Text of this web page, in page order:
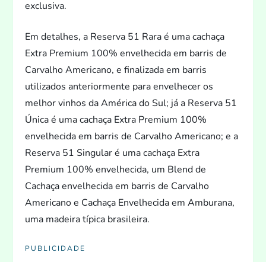
exclusiva.
Em detalhes, a Reserva 51 Rara é uma cachaça
Extra Premium 100% envelhecida em barris de
Carvalho Americano, e finalizada em barris
utilizados anteriormente para envelhecer os
melhor vinhos da América do Sul; já a Reserva 51
Única é uma cachaça Extra Premium 100%
envelhecida em barris de Carvalho Americano; e a
Reserva 51 Singular é uma cachaça Extra
Premium 100% envelhecida, um Blend de
Cachaça envelhecida em barris de Carvalho
Americano e Cachaça Envelhecida em Amburana,
uma madeira típica brasileira.
PUBLICIDADE